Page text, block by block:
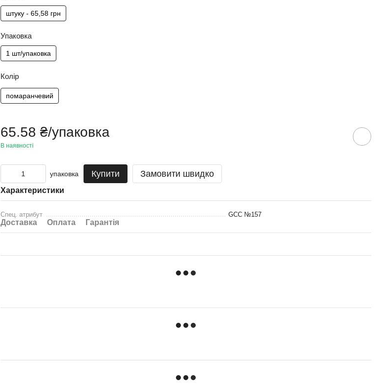
штуку - 65,58 грн
Упаковка
1 шт/упаковка
Колір
помаранчевий
65.58 ₴/упаковка
В наявності
упаковка Купити Замовити швидко
Характеристики
Спец. атрибут GCC №157
Доставка Оплата Гарантія